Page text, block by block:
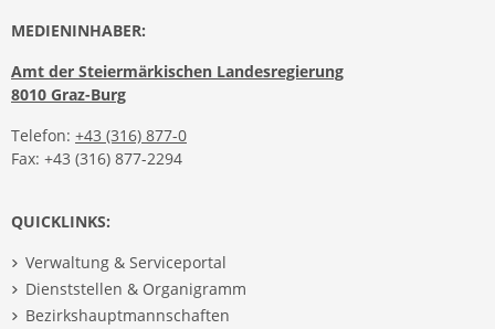
MEDIENINHABER:
Amt der Steiermärkischen Landesregierung
8010 Graz-Burg
Telefon: +43 (316) 877-0
Fax: +43 (316) 877-2294
QUICKLINKS:
Verwaltung & Serviceportal
Dienststellen & Organigramm
Bezirkshauptmannschaften